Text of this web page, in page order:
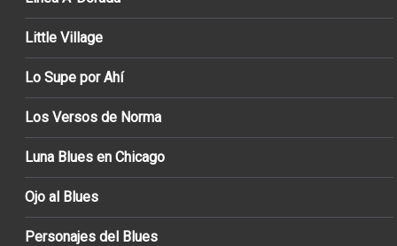
Little Village
Lo Supe por Ahí
Los Versos de Norma
Luna Blues en Chicago
Ojo al Blues
Personajes del Blues